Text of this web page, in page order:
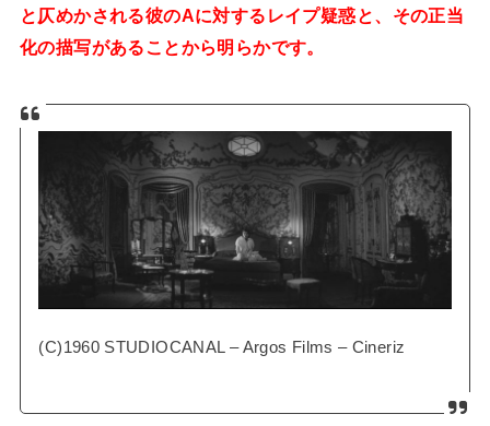
と仄めかされる彼のAに対するレイプ疑惑と、その正当
化の描写があることから明らかです。
(C)1960 STUDIOCANAL – Argos Films – Cineriz